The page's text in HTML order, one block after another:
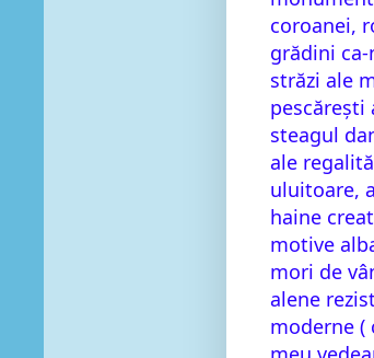
coroanei,
grădini
străzi ale
pescărești
steagul
ale
uluitoare,
haine
motive
mori de
alene
moderne (